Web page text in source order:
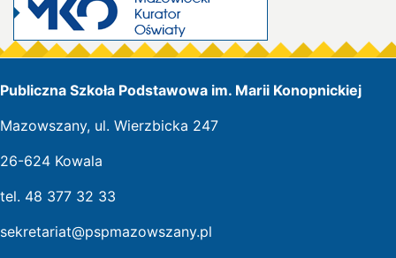
Publiczna Szkoła Podstawowa im. Marii Konopnickiej
Mazowszany, ul. Wierzbicka 247
26-624 Kowala
tel. 48 377 32 33
sekretariat@pspmazowszany.pl